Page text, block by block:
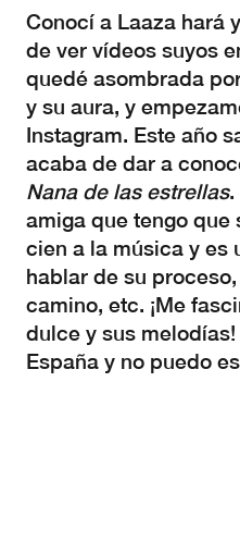
Conocí a Laaza hará
de ver vídeos suyos
quedé asombrada
y su aura, y
Instagram. Este año
acaba de dar a
Nana de las estrellas.
amiga que tengo
cien a la música y es
hablar de su
camino, etc. ¡Me
dulce y sus
España y no puedo